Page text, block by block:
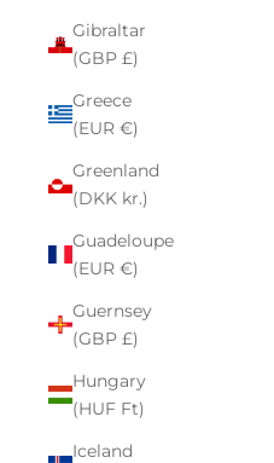
Gibraltar
(GBP £)
Greece
(EUR €)
Greenland
(DKK kr.)
Guadeloupe
(EUR €)
Guernsey
(GBP £)
Hungary
(HUF Ft)
Iceland